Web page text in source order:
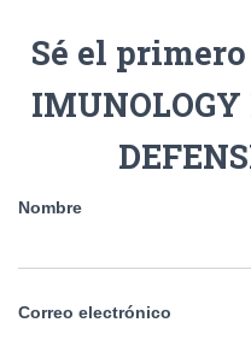
Sé el
Nombre
Correo electrónico